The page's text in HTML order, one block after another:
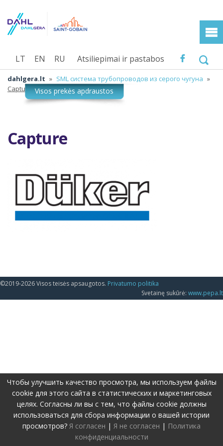
Atsiliepimai ir pastabos
LT EN RU
dahlgera.lt » SML система трубопроводов из серого чугуна »
Capture
Capture
©2019-2026 Visos teisės apsaugotos. Privatumo politika
Svetainę sukūrė: www.pepa.lt
Чтобы улучшить качество просмотра, мы используем файлы
cookie для этого сайта в статистических и маркетинговых
целях. Согласны ли вы с тем, что файлы cookie должны
использоваться для сбора информации о вашей истории
просмотров? Я согласен | Я не согласен | Политика
конфиденциальности